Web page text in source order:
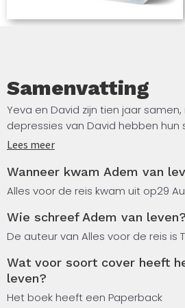
nooit voorbij zijn, schreef met
tweede boek. Reizend met de
ontdekken.
Samenvatting
Yeva en David zijn tien jaar
depressies van David hebben hun
Wanneer Yeva Manuel ontmoet,
ook de relatie met David voort.
lasten van het verleden en de
heden, waarin Manuel een steeds
vaders sterfbed een dagboek van
Dit laat een onverwacht licht
familiegeschiedenis en haar relaties.
Lees meer
Wanneer kwam Adem van
Alles voor de reis kwam uit op29
Wie schreef Adem van leven?
De auteur van Alles voor de reis is
Wat voor soort cover heeft
leven?
Het boek heeft een Paperback